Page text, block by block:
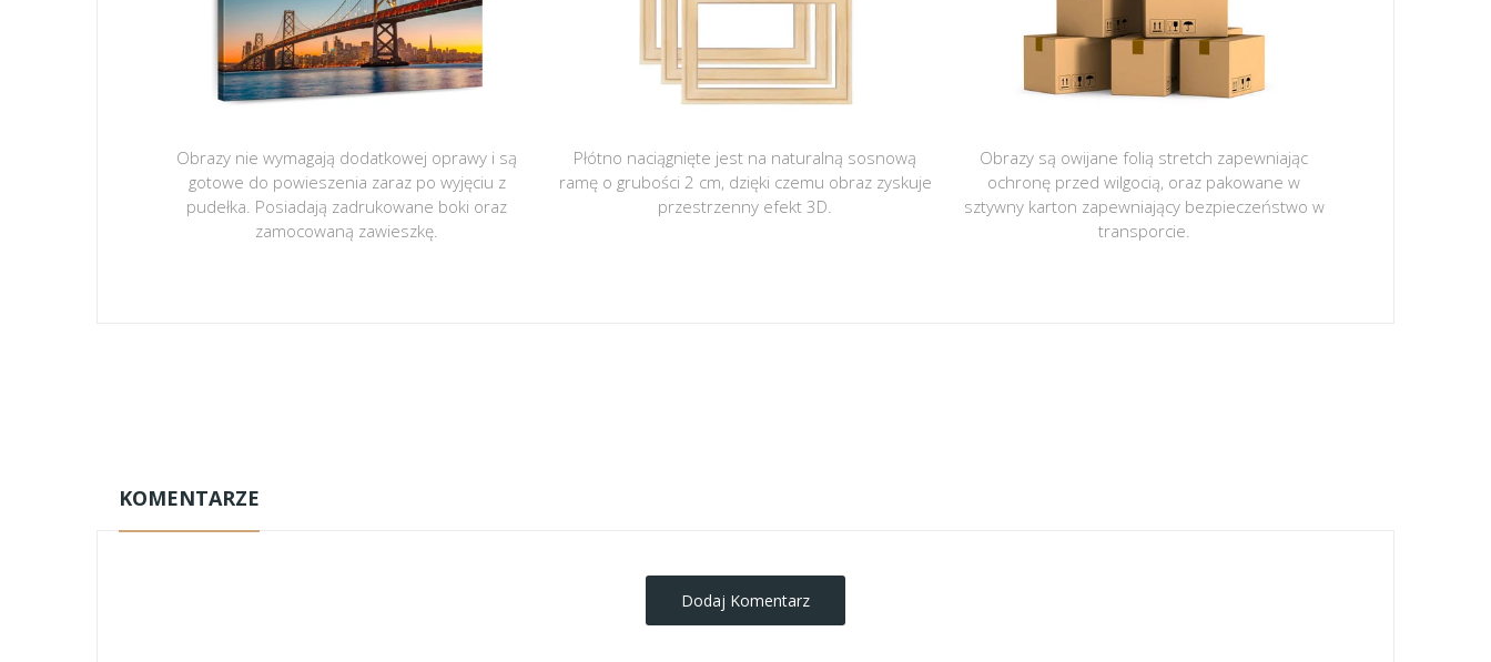
Obrazy nie wymagają dodatkowej oprawy i są
gotowe do powieszenia zaraz po wyjęciu z
pudełka. Posiadają zadrukowane boki oraz
zamocowaną zawieszkę.
Płótno naciągnięte jest na naturalną sosnową
ramę o grubości 2 cm, dzięki czemu obraz zyskuje
przestrzenny efekt 3D.
Obrazy są owijane folią stretch zapewniając
ochronę przed wilgocią, oraz pakowane w
sztywny karton zapewniający bezpieczeństwo w
transporcie.
KOMENTARZE
Dodaj Komentarz